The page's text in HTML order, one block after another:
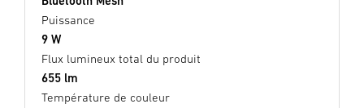
Puissance
9 W
Flux lumineux total du produit
655 lm
Température de couleur